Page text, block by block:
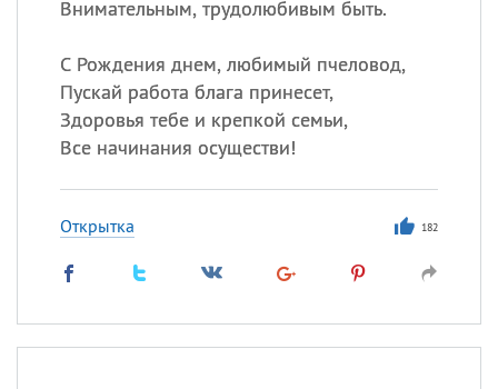
Внимательным, трудолюбивым быть.
С Рождения днем, любимый пчеловод,
Пускай работа блага принесет,
Здоровья тебе и крепкой семьи,
Все начинания осуществи!
Открытка 182